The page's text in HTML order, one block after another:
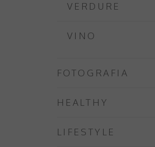
VERDURE
VINO
FOTOGRAFIA
HEALTHY
LIFESTYLE